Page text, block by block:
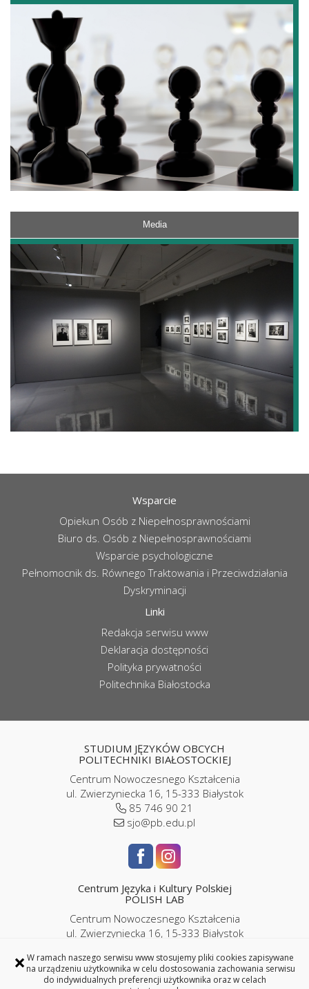
× W ramach naszego serwisu www stosujemy pliki cookies zapisywane
na urządzeniu użytkownika w celu dostosowania zachowania serwisu
do indywidualnych preferencji użytkownika oraz w celach
Media
Wsparcie
Opiekun Osób z Niepełnosprawnościami
Biuro ds. Osób z Niepełnosprawnościami
Wsparcie psychologiczne
Pełnomocnik ds. Równego Traktowania i Przeciwdziałania
Dyskryminacji
Linki
Redakcja serwisu www
Deklaracja dostępności
Polityka prywatności
Politechnika Białostocka
STUDIUM JĘZYKÓW OBCYCH
POLITECHNIKI BIAŁOSTOCKIEJ
Centrum Nowoczesnego Kształcenia
ul. Zwierzyniecka 16, 15-333 Białystok
85 746 90 21
sjo@pb.edu.pl
Centrum Języka i Kultury Polskiej
POLISH LAB
Centrum Nowoczesnego Kształcenia
ul. Zwierzyniecka 16, 15-333 Białystok
85 746 9143 | 786 989 286
iplc@pb.edu.pl |
kursypl@pb.edu.pl